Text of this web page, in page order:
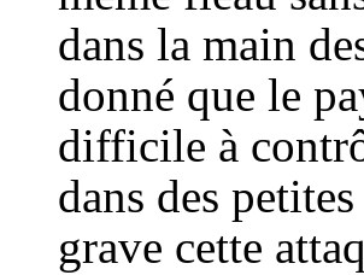
dans la main
donné que le
difficile à
dans des
grave cette